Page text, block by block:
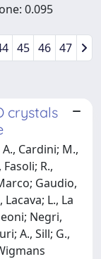
0.095
45 46 47
crystals
Cardini; M.,
R.,
Gaudio,
L., La
Negri,
A., Sill; G.,